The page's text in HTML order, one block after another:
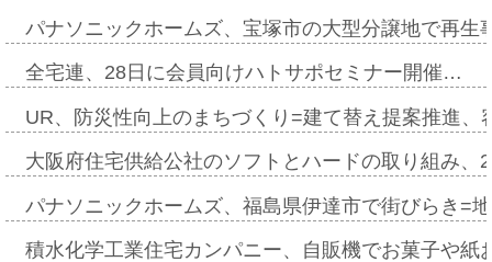
パナソニックホームズ、宝塚市の大型分譲地で再
全宅連、28日に会員向けハトサポセミナー開催…
UR、防災性向上のまちづくり=建て替え提案推進
大阪府住宅供給公社のソフトとハードの取り組み
パナソニックホームズ、福島県伊達市で街びらき=
積水化学工業住宅カンパニー、自販機でお菓子や